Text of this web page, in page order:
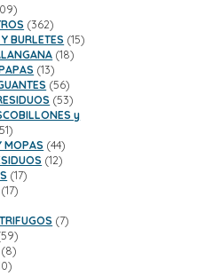
109
productos
362362
productos
BURLETES 1515
1818
1313
productos
5656
productos
5353
productos
y
5151
productos
MOPAS 4444
productos
1212
1717
1717
77
5959
productos
88
10